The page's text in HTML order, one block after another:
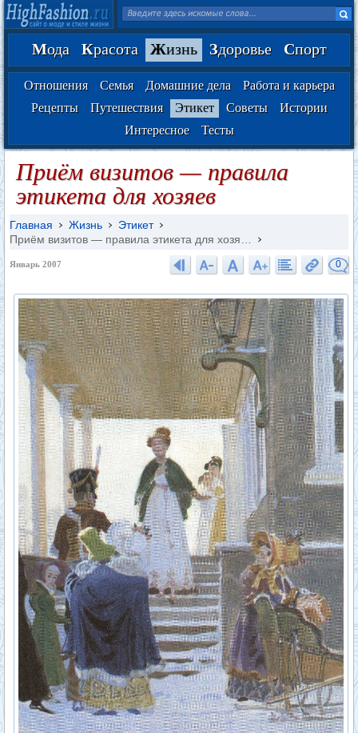
Мода Красота Жизнь Здоровье Спорт
Отношения Семья Домашние дела
Работа и карьера
Рецепты
Путешествия Этикет Советы
Истории
Интересное
Тесты
Приём визитов — правила
этикета для хозяев
Главная Жизнь
Этикет
Приём визитов — правила этикета для хозя…
Январь 2007 0